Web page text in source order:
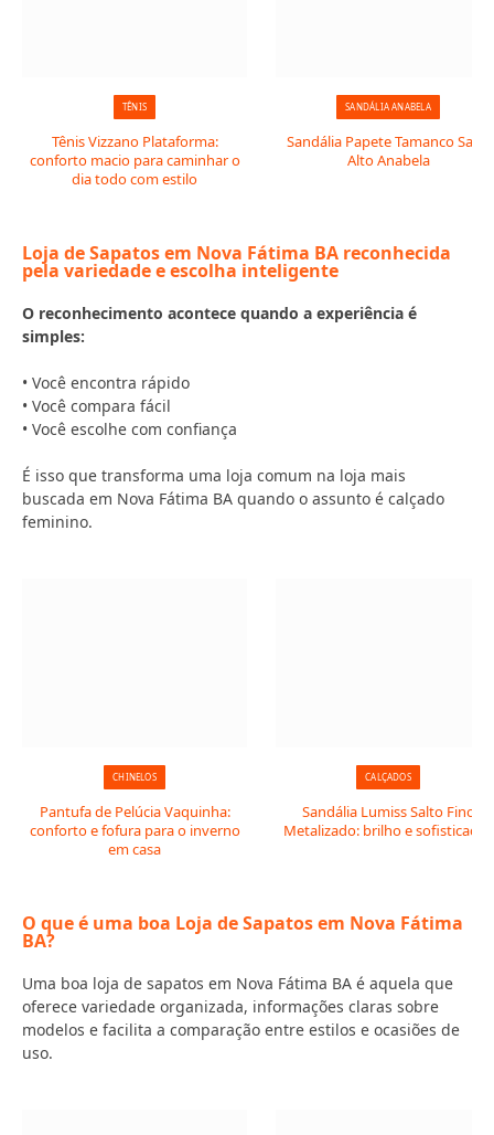
TÊNIS
Tênis Vizzano Plataforma:
conforto macio para caminhar o
dia todo com estilo
SANDÁLIA ANABELA
Sandália Papete Tamanco Salto
Alto Anabela
Loja de Sapatos em Nova Fátima BA reconhecida
pela variedade e escolha inteligente
O reconhecimento acontece quando a experiência é
simples:
• Você encontra rápido
• Você compara fácil
• Você escolhe com confiança
É isso que transforma uma loja comum na loja mais
buscada em Nova Fátima BA quando o assunto é calçado
feminino.
CHINELOS
Pantufa de Pelúcia Vaquinha:
conforto e fofura para o inverno
em casa
CALÇADOS
Sandália Lumiss Salto Fino
Metalizado: brilho e sofisticação
O que é uma boa Loja de Sapatos em Nova Fátima
BA?
Uma boa loja de sapatos em Nova Fátima BA é aquela que
oferece variedade organizada, informações claras sobre
modelos e facilita a comparação entre estilos e ocasiões de
uso.